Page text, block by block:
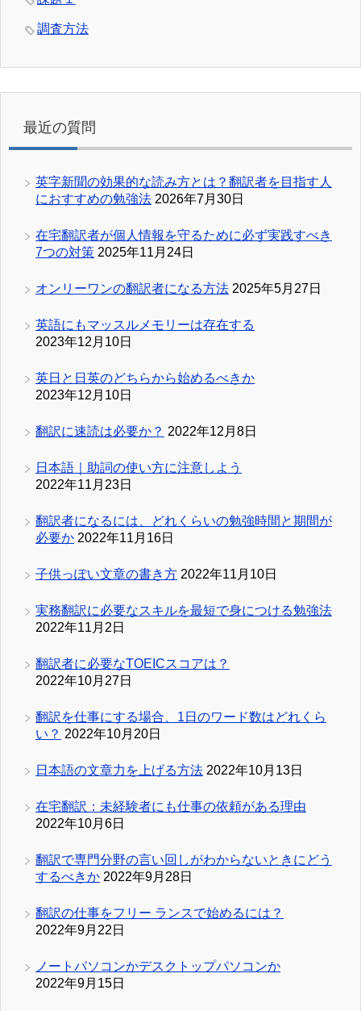
調査方法
最近の質問
英字新聞の効果的な読み方とは？翻訳者を目指す人
におすすめの勉強法 2026年7月30日
在宅翻訳者が個人情報を守るために必ず実践すべき
7つの対策 2025年11月24日
オンリーワンの翻訳者になる方法 2025年5月27日
英語にもマッスルメモリーは存在する
2023年12月10日
英日と日英のどちらから始めるべきか
2023年12月10日
翻訳に速読は必要か？ 2022年12月8日
日本語｜助詞の使い方に注意しよう
2022年11月23日
翻訳者になるには、どれくらいの勉強時間と期間が
必要か 2022年11月16日
子供っぽい文章の書き方 2022年11月10日
実務翻訳に必要なスキルを最短で身につける勉強法
2022年11月2日
翻訳者に必要なTOEICスコアは？
2022年10月27日
翻訳を仕事にする場合、1日のワード数はどれくら
い？ 2022年10月20日
日本語の文章力を上げる方法 2022年10月13日
在宅翻訳：未経験者にも仕事の依頼がある理由
2022年10月6日
翻訳で専門分野の言い回しがわからないときにどう
するべきか 2022年9月28日
翻訳の仕事をフリー ランスで始めるには？
2022年9月22日
ノートパソコンかデスクトップパソコンか
2022年9月15日